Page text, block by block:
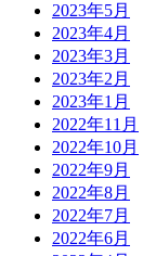
2023年5月
2023年4月
2023年3月
2023年2月
2023年1月
2022年11月
2022年10月
2022年9月
2022年8月
2022年7月
2022年6月